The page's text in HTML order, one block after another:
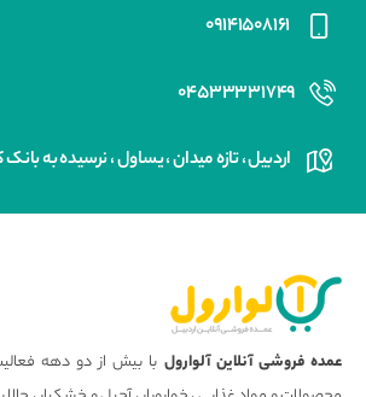
۰۹۱۴۱۵۰۸۱۶۱
۰۴۵۳۳۳۳۱۷۴۹
اردبیل ، تازه میدان ، یساول ، نرسیده به
عمده فروشی آنلاین آلوارول با بیش از دو دهه